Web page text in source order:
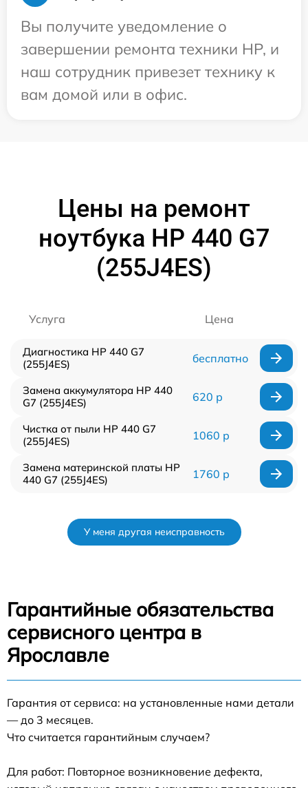
Вы получите уведомление о
завершении ремонта техники HP, и
наш сотрудник привезет технику к
вам домой или в офис.
Цены на ремонт
ноутбука HP 440 G7
(255J4ES)
Услуга Цена
Диагностика HP 440 G7
(255J4ES)
бесплатно
Замена аккумулятора HP 440
G7 (255J4ES)
620 р
Чистка от пыли HP 440 G7
(255J4ES)
1060 р
Замена материнской платы HP
440 G7 (255J4ES)
1760 р
У меня другая неисправность
Гарантийные обязательства
сервисного центра в
Ярославле
Гарантия от сервиса: на установленные нами детали
— до 3 месяцев.
Что считается гарантийным случаем?
Для работ: Повторное возникновение дефекта,